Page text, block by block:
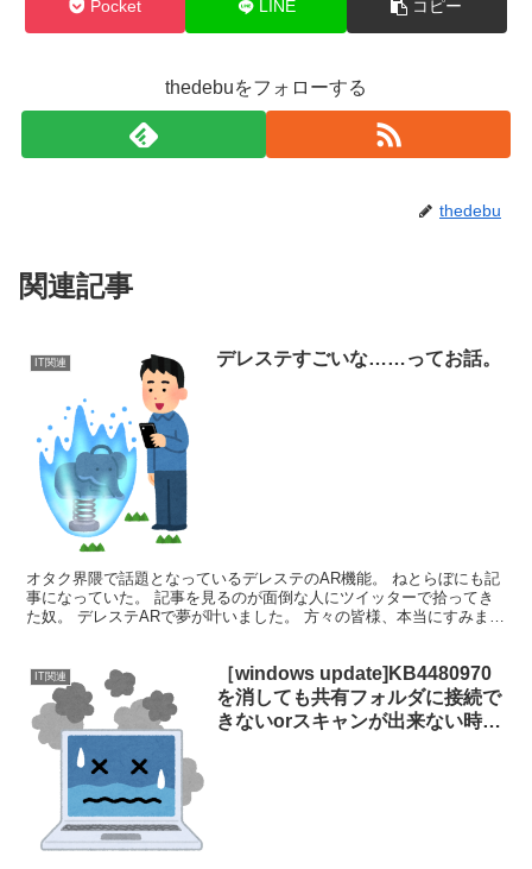
Pocket LINE コピー
thedebuをフォローする
thedebu
関連記事
IT関連 デレステすごいな……ってお話。
オタク界隈で話題となっているデレステのAR機能。 ねとらぼにも記
事になっていた。 記事を見るのが面倒な人にツイッターで拾ってき
た奴。 デレステARで夢が叶いました。 方々の皆様、本当にすみませ
IT関連
［windows update]KB4480970
を消しても共有フォルダに接続で
きないorスキャンが出来ない時に